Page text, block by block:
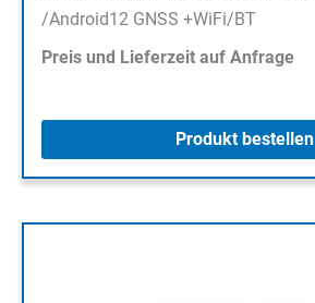
/Android12 GNSS +WiFi/BT
Preis und Lieferzeit auf Anfrage
Produkt bestellen